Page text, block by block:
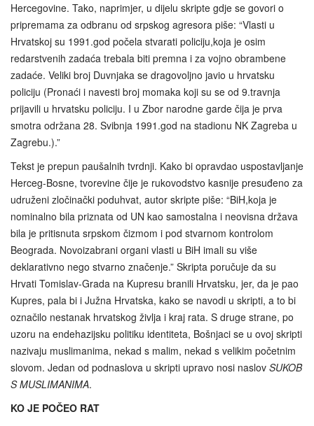
Hercegovine. Tako, naprimjer, u dijelu skripte gdje se govori o
pripremama za odbranu od srpskog agresora piše: “Vlasti u
Hrvatskoj su 1991.god počela stvarati policiju,koja je osim
redarstvenih zadaća trebala biti premna i za vojno obrambene
zadaće. Veliki broj Duvnjaka se dragovoljno javio u hrvatsku
policiju (Pronaći i navesti broj momaka koji su se od 9.travnja
prijavili u hrvatsku policiju. I u Zbor narodne garde čija je prva
smotra održana 28. Svibnja 1991.god na stadionu NK Zagreba u
Zagrebu.).”
Tekst je prepun paušalnih tvrdnji. Kako bi opravdao uspostavljanje
Herceg-Bosne, tvorevine čije je rukovodstvo kasnije presuđeno za
udruženi zločinački poduhvat, autor skripte piše: “BiH,koja je
nominalno bila priznata od UN kao samostalna i neovisna država
bila je pritisnuta srpskom čizmom i pod stvarnom kontrolom
Beograda. Novoizabrani organi vlasti u BiH imali su više
deklarativno nego stvarno značenje.” Skripta poručuje da su
Hrvati Tomislav-Grada na Kupresu branili Hrvatsku, jer, da je pao
Kupres, pala bi i Južna Hrvatska, kako se navodi u skripti, a to bi
označilo nestanak hrvatskog življa i kraj rata. S druge strane, po
uzoru na endehazijsku politiku identiteta, Bošnjaci se u ovoj skripti
nazivaju muslimanima, nekad s malim, nekad s velikim početnim
slovom. Jedan od podnaslova u skripti upravo nosi naslov SUKOB
S MUSLIMANIMA.
KO JE POČEO RAT